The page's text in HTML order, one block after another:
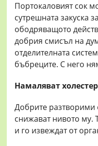
Портокаловият сок
сутрешната закуска
ободряващото
добрия смисъл на
отделителната
бъбреците. С него
Намаляват
Добрите разтворими
снижават нивото му.
и го извеждат от